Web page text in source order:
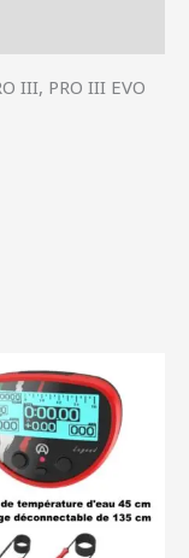
III, PRO III EVO